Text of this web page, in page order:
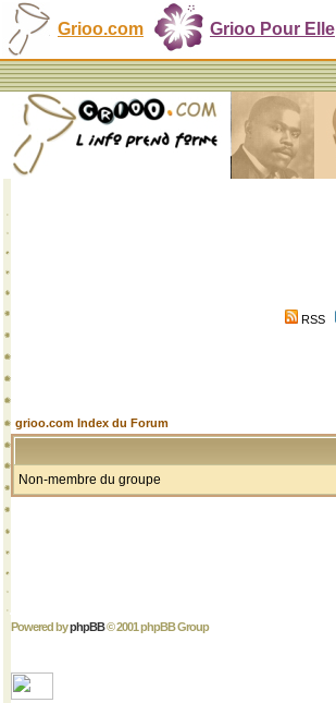
Grioo.com Grioo Pour Elle
RSS
grioo.com Index du Forum
Non-membre du groupe
Powered byphpBB© 2001 phpBB Group